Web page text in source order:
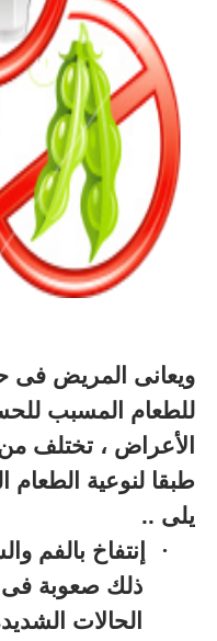
ويعانى المريض فى
للطعام المسبب
الأعراض ، تختلف
طبقا لنوعية
يلى ..
·
إنتفاخ بالفم
ذلك صعوبة فى
الحالات